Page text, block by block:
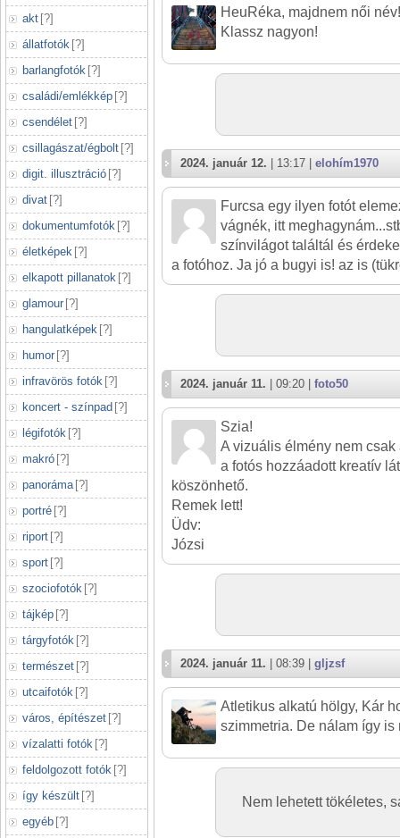
akt [?]
állatfotók [?]
barlangfotók [?]
családi/emlékkép [?]
csendélet [?]
csillagászat/égbolt [?]
digit. illusztráció [?]
divat [?]
dokumentumfotók [?]
életképek [?]
elkapott pillanatok [?]
glamour [?]
hangulatképek [?]
humor [?]
infravörös fotók [?]
koncert - színpad [?]
légifotók [?]
makró [?]
panoráma [?]
portré [?]
riport [?]
sport [?]
szociofotók [?]
tájkép [?]
tárgyfotók [?]
természet [?]
utcaifotók [?]
város, építészet [?]
vízalatti fotók [?]
feldolgozott fotók [?]
így készült [?]
egyéb [?]
HeuRéka, majdnem női név!
Klassz nagyon!
2024. január 12. | 13:17 | elohím1970
Furcsa egy ilyen fotót
vágnék, itt
színvilágot találtál és
a fotóhoz. Ja jó a bugyi is! az is
2024. január 11. | 09:20 | foto50
Szia!
A vizuális élmény nem
a fotós hozzáadott kreatív
köszönhető.
Remek lett!
Üdv:
Józsi
2024. január 11. | 08:39 | gljzsf
Atletikus alkatú hölgy, Kár
szimmetria. De nálam így is
Nem lehetett tökéletes,